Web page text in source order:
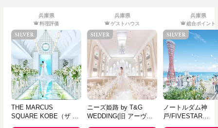
兵庫県
料理評価
THE MARCUS
SQUARE KOBE（ザ マ
兵庫県
ゲストハウス
ニーズ姫路 by T&G
WEDDING(旧 アーヴェ
兵庫県
総合ポイント
ノートルダム神
戸/FIVESTAR